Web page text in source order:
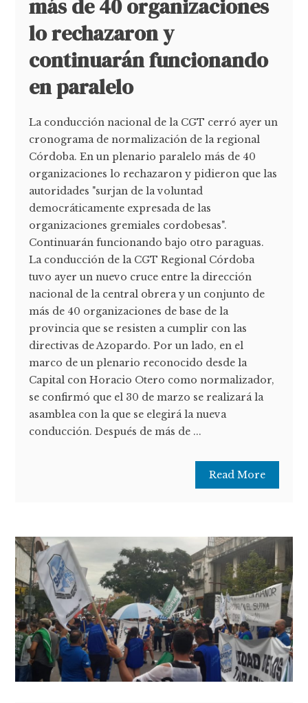
más de 40 organizaciones
lo rechazaron y
continuarán funcionando
en paralelo
La conducción nacional de la CGT cerró ayer un
cronograma de normalización de la regional
Córdoba. En un plenario paralelo más de 40
organizaciones lo rechazaron y pidieron que las
autoridades "surjan de la voluntad
democráticamente expresada de las
organizaciones gremiales cordobesas".
Continuarán funcionando bajo otro paraguas.
La conducción de la CGT Regional Córdoba
tuvo ayer un nuevo cruce entre la dirección
nacional de la central obrera y un conjunto de
más de 40 organizaciones de base de la
provincia que se resisten a cumplir con las
directivas de Azopardo. Por un lado, en el
marco de un plenario reconocido desde la
Capital con Horacio Otero como normalizador,
se confirmó que el 30 de marzo se realizará la
asamblea con la que se elegirá la nueva
conducción. Después de más de ...
Read More